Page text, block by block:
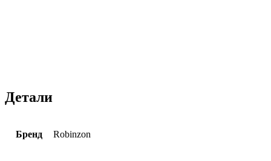
Детали
Бренд Robinzon